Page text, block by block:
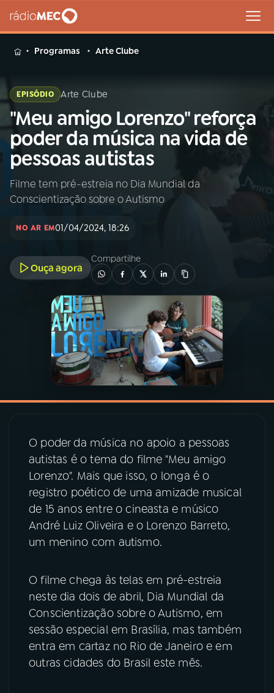
MENU
Buscar
na
Rádio
MEC
Buscar
Início AO VIVO
INÍCIO
A RÁDIO
PROGRAMAÇÃO
PROGRAMAS
PODCASTS
07ÚLTIMAS
08PRÊMIO RÁDIO MEC
ACOMPANHE A RÁDIO MEC
YouTube Facebook
Instagram
TikTok
Programas Arte Clube
EPISÓDIO Arte Clube
"Meu amigo Lorenzo" reforça
poder da música na vida de
pessoas autistas
Filme tem pré-estreia no Dia Mundial da
Conscientização sobre o Autismo
NO AR EM01/04/2024, 18:26
Ouça agora
Compartilhe
O poder da música no apoio a pessoas
autistas é o tema do filme "Meu amigo
Lorenzo". Mais que isso, o longa é o
registro poético de uma amizade musical
de 15 anos entre o cineasta e músico
André Luiz Oliveira e o Lorenzo Barreto,
um menino com autismo.
O filme chega às telas em pré-estreia
neste dia dois de abril, Dia Mundial da
Conscientização sobre o Autismo, em
sessão especial em Brasília, mas também
entra em cartaz no Rio de Janeiro e em
outras cidades do Brasil este mês.